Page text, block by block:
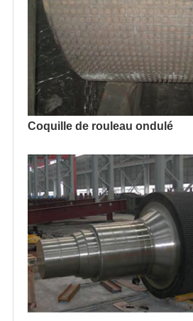
Coquille de rouleau ondulé